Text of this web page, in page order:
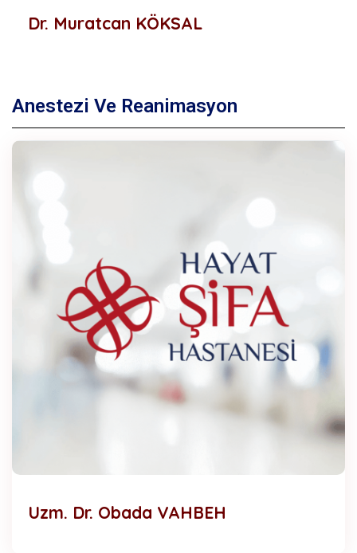
Dr. Muratcan KÖKSAL
Anestezi Ve Reanimasyon
Uzm. Dr. Obada VAHBEH